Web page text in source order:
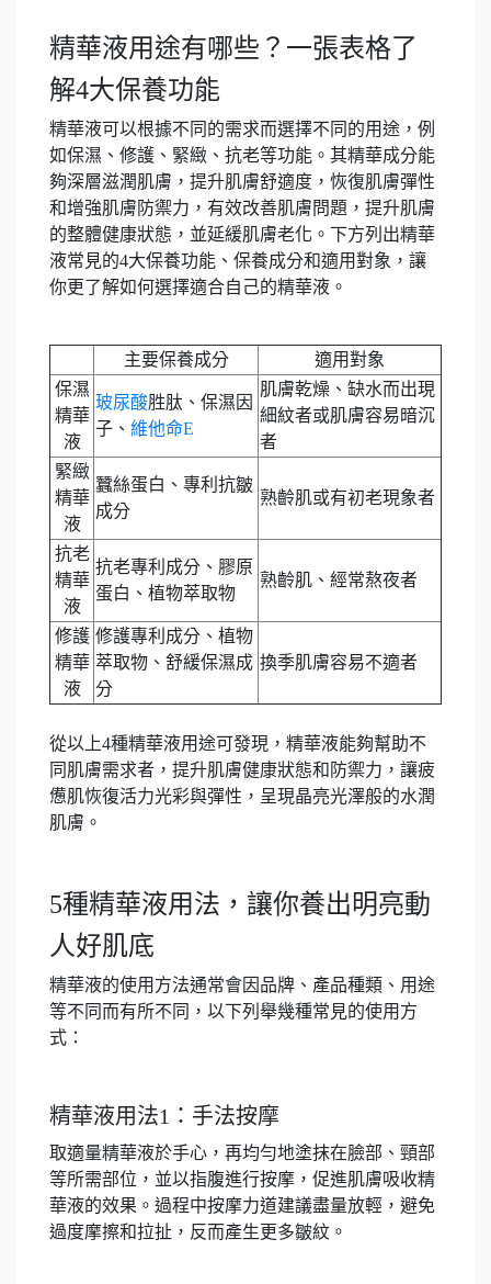
精華液用途有哪些？一張表格了
解4大保養功能
精華液可以根據不同的需求而選擇不同的用途，例
如保濕、修護、緊緻、抗老等功能。其精華成分能
夠深層滋潤肌膚，提升肌膚舒適度，恢復肌膚彈性
和增強肌膚防禦力，有效改善肌膚問題，提升肌膚
的整體健康狀態，並延緩肌膚老化。下方列出精華
液常見的4大保養功能、保養成分和適用對象，讓
你更了解如何選擇適合自己的精華液。
主要保養成分
適用對象
保濕
精華
液
玻尿酸胜肽、保濕因
子、 維他命E
肌膚乾燥、缺水而出現
細紋者或肌膚容易暗沉
者
緊緻
精華
液
蠶絲蛋白、專利抗皺
成分
熟齡肌或有初老現象者
抗老
精華
液
抗老專利成分、膠原
蛋白、植物萃取物
熟齡肌、經常熬夜者
修護
精華
液
修護專利成分、植物
萃取物、舒緩保濕成
分
換季肌膚容易不適者
從以上4種精華液用途可發現，精華液能夠幫助不
同肌膚需求者，提升肌膚健康狀態和防禦力，讓疲
憊肌恢復活力光彩與彈性，呈現晶亮光澤般的水潤
肌膚。
5種精華液用法，讓你養出明亮動
人好肌底
精華液的使用方法通常會因品牌、產品種類、用途
等不同而有所不同，以下列舉幾種常見的使用方
式：
精華液用法1：手法按摩
取適量精華液於手心，再均勻地塗抹在臉部、頸部
等所需部位，並以指腹進行按摩，促進肌膚吸收精
華液的效果。過程中按摩力道建議盡量放輕，避免
過度摩擦和拉扯，反而產生更多皺紋。